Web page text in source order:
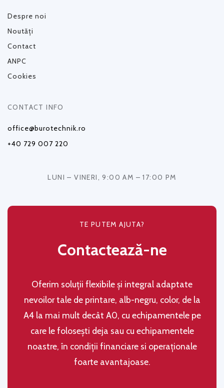
Despre noi
Noutăți
Contact
ANPC
Cookies
CONTACT INFO
office@burotechnik.ro
+40 729 007 220
LUNI – VINERI, 9:00 AM – 17:00 PM
TE PUTEM AJUTA?
Contactează-ne
Oferim soluţii flexibile şi integral adaptate
nevoilor tale de printare, alb-negru, color, de la
A4 la mai mult decât A0, cu echipamentele pe
care le folosești deja sau cu echipamentele
noastre, în condiţii financiare si operaţionale
foarte avantajoase.